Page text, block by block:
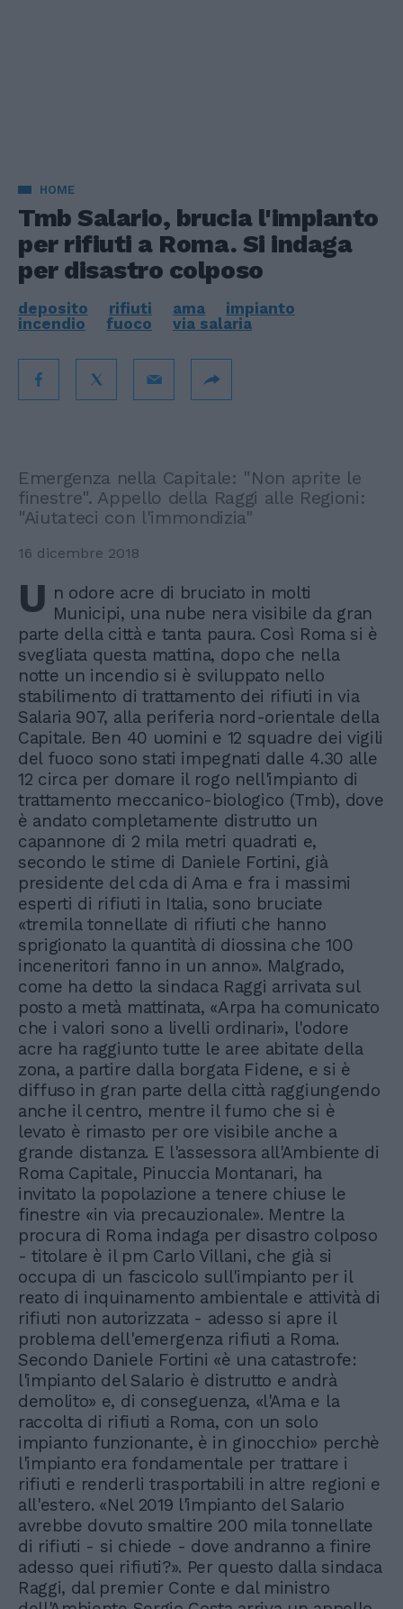
HOME
Tmb Salario, brucia l'impianto
per rifiuti a Roma. Si indaga
per disastro colposo
deposito rifiuti ama
impianto
incendio
fuoco via salaria
Emergenza nella Capitale: "Non aprite le
finestre". Appello della Raggi alle Regioni:
"Aiutateci con l'immondizia"
16 dicembre 2018
U n odore acre di bruciato in molti
Municipi, una nube nera visibile da gran
parte della città e tanta paura. Così Roma si è
svegliata questa mattina, dopo che nella
notte un incendio si è sviluppato nello
stabilimento di trattamento dei rifiuti in via
Salaria 907, alla periferia nord-orientale della
Capitale. Ben 40 uomini e 12 squadre dei vigili
del fuoco sono stati impegnati dalle 4.30 alle
12 circa per domare il rogo nell'impianto di
trattamento meccanico-biologico (Tmb), dove
è andato completamente distrutto un
capannone di 2 mila metri quadrati e,
secondo le stime di Daniele Fortini, già
presidente del cda di Ama e fra i massimi
esperti di rifiuti in Italia, sono bruciate
«tremila tonnellate di rifiuti che hanno
sprigionato la quantità di diossina che 100
inceneritori fanno in un anno». Malgrado,
come ha detto la sindaca Raggi arrivata sul
posto a metà mattinata, «Arpa ha comunicato
che i valori sono a livelli ordinari», l'odore
acre ha raggiunto tutte le aree abitate della
zona, a partire dalla borgata Fidene, e si è
diffuso in gran parte della città raggiungendo
anche il centro, mentre il fumo che si è
levato è rimasto per ore visibile anche a
grande distanza. E l'assessora all'Ambiente di
Roma Capitale, Pinuccia Montanari, ha
invitato la popolazione a tenere chiuse le
finestre «in via precauzionale». Mentre la
procura di Roma indaga per disastro colposo
- titolare è il pm Carlo Villani, che già si
occupa di un fascicolo sull'impianto per il
reato di inquinamento ambientale e attività di
rifiuti non autorizzata - adesso si apre il
problema dell'emergenza rifiuti a Roma.
Secondo Daniele Fortini «è una catastrofe:
l'impianto del Salario è distrutto e andrà
demolito» e, di conseguenza, «l'Ama e la
raccolta di rifiuti a Roma, con un solo
impianto funzionante, è in ginocchio» perchè
l'impianto era fondamentale per trattare i
rifiuti e renderli trasportabili in altre regioni e
all'estero. «Nel 2019 l'impianto del Salario
avrebbe dovuto smaltire 200 mila tonnellate
di rifiuti - si chiede - dove andranno a finire
adesso quei rifiuti?». Per questo dalla sindaca
Raggi, dal premier Conte e dal ministro